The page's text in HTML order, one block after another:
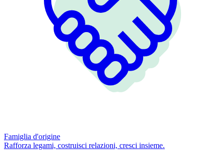
Famiglia d'origine
Rafforza legami, costruisci relazioni, cresci insieme.